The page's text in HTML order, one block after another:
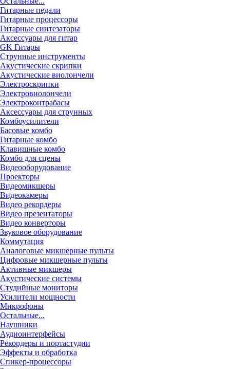
Гитарные педали
Гитарные процессоры
Гитарные синтезаторы
Аксессуары для гитар
GK Гитары
Струнные инструменты
Акустические скрипки
Акустические виолончели
Электроскрипки
Электровиолончели
Электроконтрабасы
Аксессуары для струнных
Комбоусилители
Басовые комбо
Гитарные комбо
Клавишные комбо
Комбо для сцены
Видеооборудование
Проекторы
Видеомикшеры
Видеокамеры
Видео рекордеры
Видео презентаторы
Видео конверторы
Звуковое оборудование
Коммутация
Аналоговые микшерные пульты
Цифровые микшерные пульты
Активные микшеры
Акустические системы
Студийные мониторы
Усилители мощности
Микрофоны
Остальные...
Наушники
Аудиоинтерфейсы
Рекордеры и портастудии
Эффекты и обработка
Спикер-процессоры